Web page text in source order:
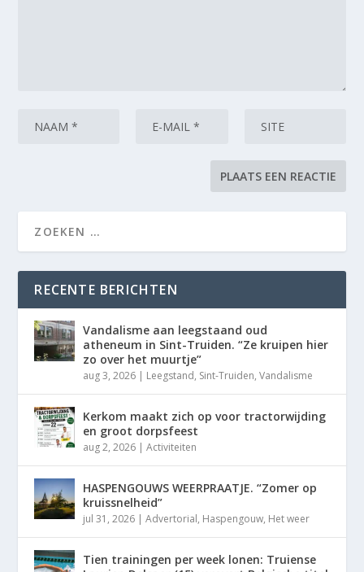
RECENTE BERICHTEN
Vandalisme aan leegstaand oud
atheneum in Sint-Truiden. “Ze kruipen hier
zo over het muurtje”
aug 3, 2026 | Leegstand, Sint-Truiden,Vandalisme
Kerkom maakt zich op voor tractorwijding
en groot dorpsfeest
aug 2, 2026 |Activiteiten
HASPENGOUWS WEERPRAATJE. “Zomer op
kruissnelheid”
jul 31, 2026 |Advertorial, Haspengouw, Het weer
Tien trainingen per week lonen: Truiense